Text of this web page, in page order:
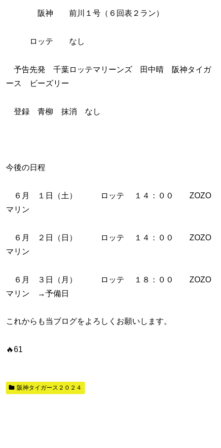
阪神 前川１号（６回表２ラン）
ロッテ なし
予告先発 千葉ロッテマリーンズ 田中晴 阪神タイガ
ース ビーズリー
登録 青柳 抹消 なし
今後の日程
６月 １日（土） ロッテ １４：００ ZOZO
マリン
６月 ２日（日） ロッテ １４：００ ZOZO
マリン
６月 ３日（月） ロッテ １８：００ ZOZO
マリン →予備日
これからも当ブログをよろしくお願いします。
🔥61
阪神タイガース２０２４